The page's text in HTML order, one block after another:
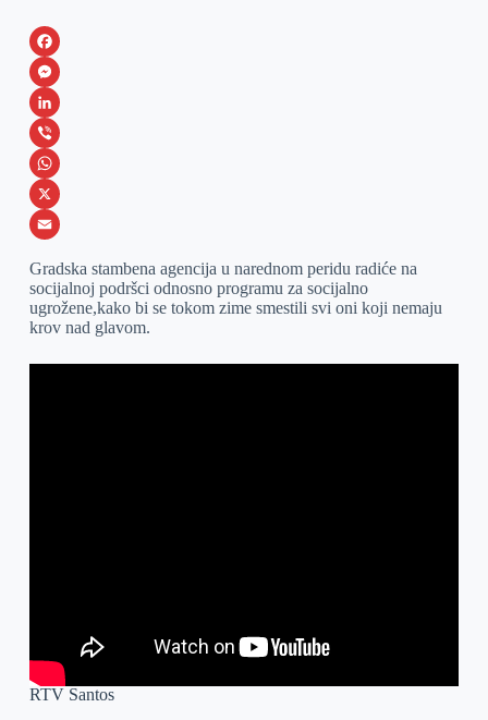
F
a
c
e
b
o
k
M
e
s
s
e
g
e
L
i
n
k
d
I
V
i
b
r
W
h
t
s
X
m
a
Gradska stambena agencija u narednom peridu radiće na
socijalnoj podršci odnosno programu za socijalno
ugrožene,kako bi se tokom zime smestili svi oni koji nemaju
krov nad glavom.
RTV Santos